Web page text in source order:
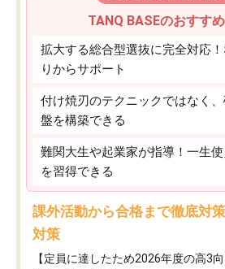
TANQ BASEのおすす
拡大する総合型選抜に完全対応
りからサポート
付け焼刃のテクニックではなく
盤を構築できる
難関大生や起業家が指導！一生
を習得できる
課外活動から合格まで徹底対
対策
【定員に達したため2026年度の高3